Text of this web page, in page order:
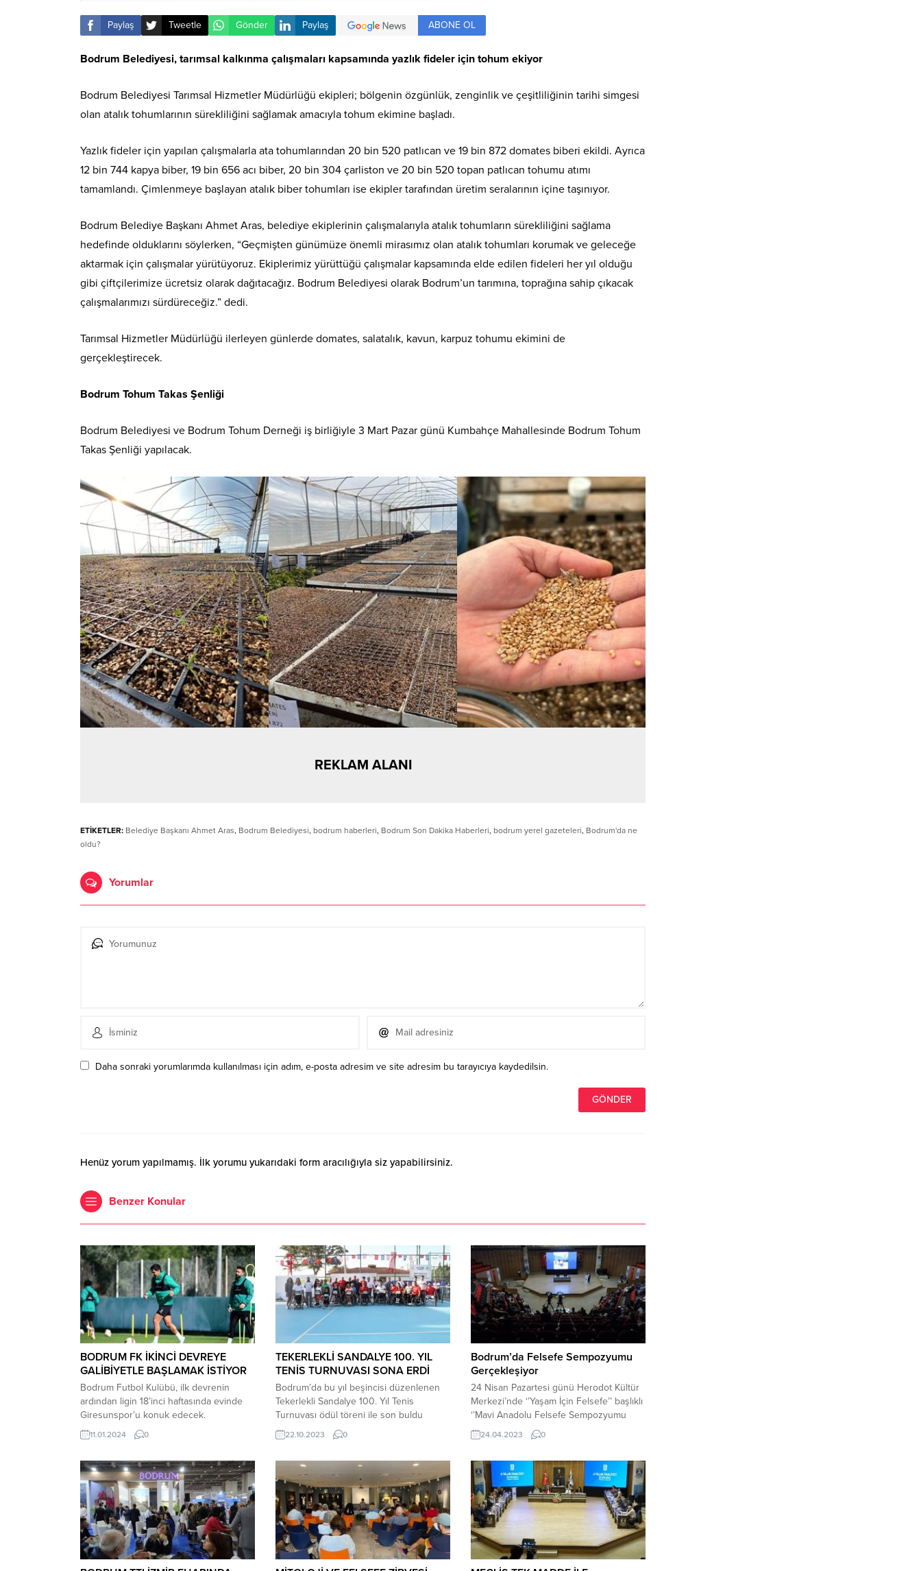
Paylaş Tweetle Gönder Paylaş ABONE OL
Bodrum Belediyesi, tarımsal kalkınma çalışmaları kapsamında yazlık fideler için tohum ekiyor
Bodrum Belediyesi Tarımsal Hizmetler Müdürlüğü ekipleri; bölgenin özgünlük, zenginlik ve çeşitliliğinin tarihi simgesi
olan atalık tohumlarının sürekliliğini sağlamak amacıyla tohum ekimine başladı.
Yazlık fideler için yapılan çalışmalarla ata tohumlarından 20 bin 520 patlıcan ve 19 bin 872 domates biberi ekildi. Ayrıca
12 bin 744 kapya biber, 19 bin 656 acı biber, 20 bin 304 çarliston ve 20 bin 520 topan patlıcan tohumu atımı
tamamlandı. Çimlenmeye başlayan atalık biber tohumları ise ekipler tarafından üretim seralarının içine taşınıyor.
Bodrum Belediye Başkanı Ahmet Aras, belediye ekiplerinin çalışmalarıyla atalık tohumların sürekliliğini sağlama
hedefinde olduklarını söylerken, “Geçmişten günümüze önemli mirasımız olan atalık tohumları korumak ve geleceğe
aktarmak için çalışmalar yürütüyoruz. Ekiplerimiz yürüttüğü çalışmalar kapsamında elde edilen fideleri her yıl olduğu
gibi çiftçilerimize ücretsiz olarak dağıtacağız. Bodrum Belediyesi olarak Bodrum’un tarımına, toprağına sahip çıkacak
çalışmalarımızı sürdüreceğiz.” dedi.
Tarımsal Hizmetler Müdürlüğü ilerleyen günlerde domates, salatalık, kavun, karpuz tohumu ekimini de
gerçekleştirecek.
Bodrum Tohum Takas Şenliği
Bodrum Belediyesi ve Bodrum Tohum Derneği iş birliğiyle 3 Mart Pazar günü Kumbahçe Mahallesinde Bodrum Tohum
Takas Şenliği yapılacak.
REKLAM ALANI
ETİKETLER: Belediye Başkanı Ahmet Aras, Bodrum Belediyesi, bodrum haberleri, Bodrum Son Dakika Haberleri, bodrum yerel gazeteleri, Bodrum'da ne
oldu?
Yorumlar
Daha sonraki yorumlarımda kullanılması için adım, e-posta adresim ve site adresim bu tarayıcıya kaydedilsin.
Henüz yorum yapılmamış. İlk yorumu yukarıdaki form aracılığıyla siz yapabilirsiniz.
Benzer Konular
BODRUM FK İKİNCİ DEVREYE
GALİBİYETLE BAŞLAMAK İSTİYOR
Bodrum Futbol Kulübü, ilk devrenin
ardından ligin 18’inci haftasında evinde
Giresunspor’u konuk edecek.
Karşılaşmanın hazırlıklarını sürdüren
yeşil-beyazlı ekipte, 5 oyuncunun
giyemeyeceğini belirten Bodrum FK
Teknik Direktörü İsmet Taşdemir,
“Kampımız iyi geçti sadece sakatlarımızın
biraz fazla olması canımızı sıktı. İkinci
yarıya başlarken 5 oyuncumuzdan
yoksun başlayabiliriz. Bu...
11.01.2024 0
TEKERLEKLİ SANDALYE 100. YIL
TENİS TURNUVASI SONA ERDİ
Bodrum’da bu yıl beşincisi düzenlenen
Tekerlekli Sandalye 100. Yıl Tenis
Turnuvası ödül töreni ile son buldu
Bodrum Belediyesi ve Türkiye Tenis
Federasyonu iş birliğinde Cumhuriyet’in
gerçekleştirilen Tekerlekli Sandalye 100.
Yıl Tenis Turnuvası’nın ödül töreni Bitez
tenis kortlarında düzenlendi. Törene
Bodrum Kaymakamı Mustafa Çit, Bodrum
Belediye Başkanı...
22.10.2023 0
Bodrum’da Felsefe Sempozyumu
Gerçekleşiyor
24 Nisan Pazartesi günü Herodot Kültür
Merkezi’nde ‘’Yaşam İçin Felsefe’’ başlıklı
‘’Mavi Anadolu Felsefe Sempozyumu
düzenlendi. Bodrum Belediyesi’nin
destekleriyle gerçekleşen sempozyum 3
Sempozyumun ilk gününe Bodrum
Kaymakamı Bilgehan Bayar, Bodrum
Belediye Başkanı Ahmet Aras, Muğla İl
Kültür Turizm Müdürü Hüseyin Toprak,
Aristoteles Felsefe Derneği Başkanı
Hatice...
24.04.2023 0